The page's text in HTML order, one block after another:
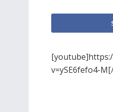
v=ySE6fefo4-